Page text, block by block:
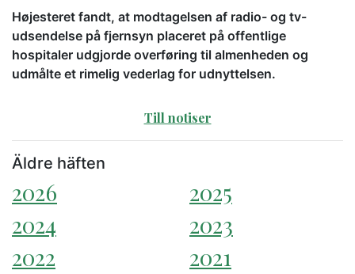
Højesteret fandt, at modtagelsen af radio- og tv-
udsendelse på fjernsyn placeret på offentlige
hospitaler udgjorde overføring til almenheden og
udmålte et rimelig vederlag for udnyttelsen.
Till notiser
Äldre häften
2026
2025
2024
2023
2022
2021